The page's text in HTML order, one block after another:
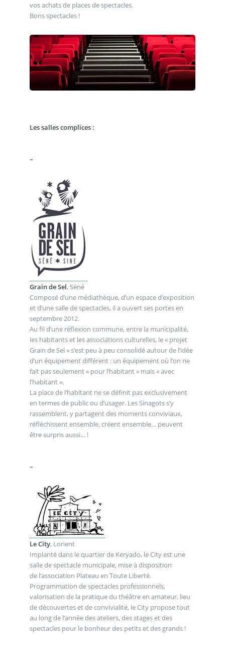
vos achats de places de spectacles.
Bons spectacles !
Les salles complices :
–
Grain de Sel, Séné
Composé d’une médiathèque, d’un espace d’exposition
et d’une salle de spectacles, il a ouvert ses portes en
septembre 2012.
Au fil d’une réflexion commune, entre la municipalité,
les habitants et les associations culturelles, le « projet
Grain de Sel » s’est peu à peu consolidé autour de l’idée
d’un équipement différent : un équipement où l’on ne
fait pas seulement « pour l’habitant » mais « avec
l’habitant ».
La place de l’habitant ne se définit pas exclusivement
en termes de public ou d’usager. Les Sinagots s’y
rassemblent, y partagent des moments conviviaux,
réfléchissent ensemble, créent ensemble… peuvent
être surpris aussi… !
–
Le City, Lorient
Implanté dans le quartier de Keryado, le City est une
salle de spectacle municipale, mise à disposition
de l’association Plateau en Toute Liberté.
Programmation de spectacles professionnels,
valorisation de la pratique du théâtre en amateur, lieu
de découvertes et de convivialité, le City propose tout
au long de l’année des ateliers, des stages et des
spectacles pour le bonheur des petits et des grands !